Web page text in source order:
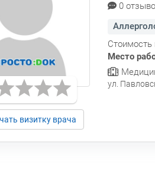
визитку врача
0
Стоимость
Место
ул.